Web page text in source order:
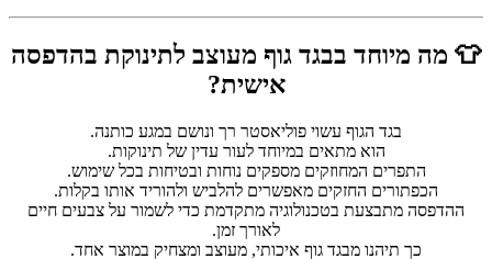
👕 מה מיוחד בבגד גוף מעוצב לתינוקת בהדפסה
אישית?
בגד הגוף עשוי פוליאסטר רך ונושם במגע כותנה.
הוא מתאים במיוחד לעור עדין של תינוקות.
התפרים המחוזקים מספקים נוחות ובטיחות בכל שימוש.
הכפתורים החזקים מאפשרים להלביש ולהוריד אותו בקלות.
ההדפסה מתבצעת בטכנולוגיה מתקדמת כדי לשמור על צבעים חיים
לאורך זמן.
כך תיהנו מבגד גוף איכותי, מעוצב ומצחיק במוצר אחד.